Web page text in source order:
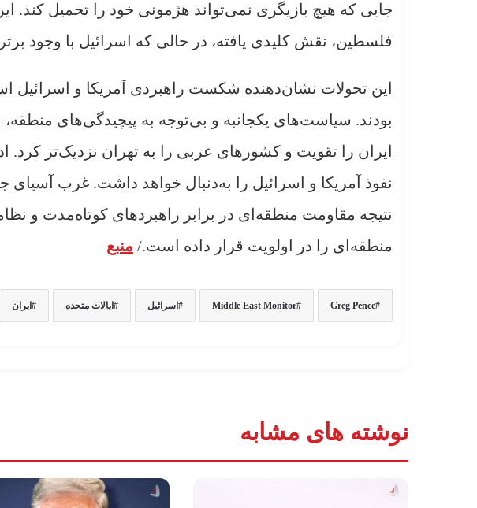
جایی که هیچ بازیگری نمی‌تواند هژمونی خود را تحمیل کند.
فلسطین، نقش کلیدی یافته، در حالی که اسرائیل با وجود
این تحولات نشان‌دهنده شکست راهبردی آمریکا و اسرائیل
بودند. سیاست‌های یکجانبه و بی‌توجه به پیچیدگی‌های منطقه،
ایران را تقویت و کشورهای عربی را به تهران نزدیک‌تر
نفوذ آمریکا و اسرائیل را به‌دنبال خواهد داشت. غرب آسیای
نتیجه مقاومت منطقه‌ای در برابر راهبردهای کوتاه‌مدت و
منطقه‌ای را در اولویت قرار داده است./ منبع
Greg Pence
Middle East Monitor اسرائیل ایالات متحده ایران
نوشته های مشابه